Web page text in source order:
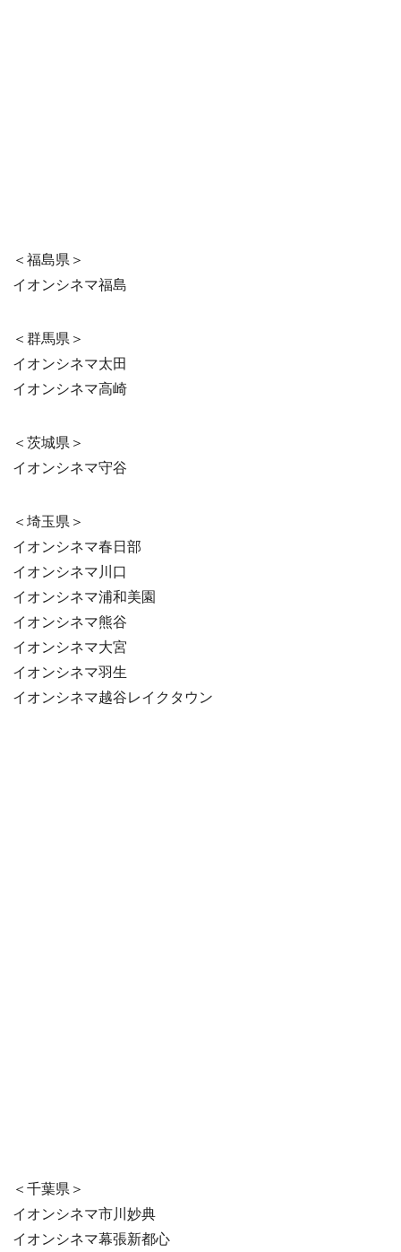
＜福島県＞
イオンシネマ福島
＜群馬県＞
イオンシネマ太田
イオンシネマ高崎
＜茨城県＞
イオンシネマ守谷
＜埼玉県＞
イオンシネマ春日部
イオンシネマ川口
イオンシネマ浦和美園
イオンシネマ熊谷
イオンシネマ大宮
イオンシネマ羽生
イオンシネマ越谷レイクタウン
＜千葉県＞
イオンシネマ市川妙典
イオンシネマ幕張新都心